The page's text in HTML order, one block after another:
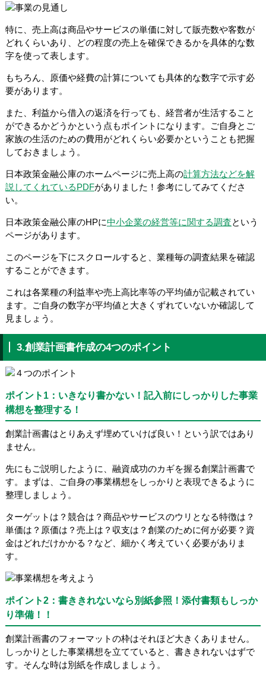
特に、売上高は商品やサービスの単価に対して販売数や客数が
どれくらいあり、どの程度の売上を確保できるかを具体的な数
字を使って表します。
もちろん、原価や経費の計算についても具体的な数字で示す必
要があります。
また、利益から借入の返済を行っても、経営者が生活すること
ができるかどうかという点もポイントになります。ご自身とご
家族の生活のための費用がどれくらい必要かということも把握
しておきましょう。
日本政策金融公庫のホームページに売上高の計算方法などを解
説してくれているPDFがありました！参考にしてみてくださ
い。
日本政策金融公庫のHPに中小企業の経営等に関する調査という
ページがあります。
このページを下にスクロールすると、業種毎の調査結果を確認
することができます。
これは各業種の利益率や売上高比率等の平均値が記載されてい
ます。ご自身の数字が平均値と大きくずれていないか確認して
見ましょう。
3.創業計画書作成の4つのポイント
ポイント1：いきなり書かない！記入前にしっかりした事業
構想を整理する！
創業計画書はとりあえず埋めていけば良い！という訳ではあり
ません。
先にもご説明したように、融資成功のカギを握る創業計画書で
す。まずは、ご自身の事業構想をしっかりと表現できるように
整理しましょう。
ターゲットは？競合は？商品やサービスのウリとなる特徴は？
単価は？原価は？売上は？収支は？創業のために何が必要？資
金はどれだけかかる？など、細かく考えていく必要がありま
す。
ポイント2：書ききれないなら別紙参照！添付書類もしっか
り準備！！
創業計画書のフォーマットの枠はそれほど大きくありません。
しっかりとした事業構想を立てていると、書ききれないはずで
す。そんな時は別紙を作成しましょう。